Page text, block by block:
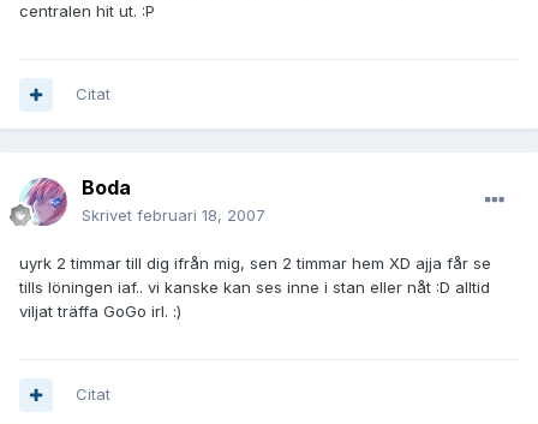
centralen hit ut. :P
Citat
Boda
Skrivet februari 18, 2007
uyrk 2 timmar till dig ifrån mig, sen 2 timmar hem XD ajja får se
tills löningen iaf.. vi kanske kan ses inne i stan eller nåt :D alltid
viljat träffa GoGo irl. :)
Citat